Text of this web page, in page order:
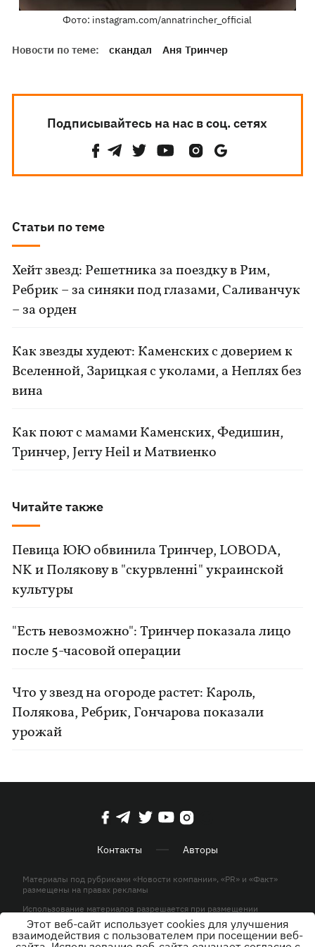
Фото: instagram.com/annatrincher_official
Новости по теме: скандал Аня Тринчер
Подписывайтесь на нас в соц. сетях
Статьи по теме
Хейт звезд: Решетника за поездку в Рим,
Ребрик – за синяки под глазами, Саливанчук
– за орден
Как звезды худеют: Каменских с доверием к
Вселенной, Зарицкая с уколами, а Неплях без
вина
Как поют с мамами Каменских, Федишин,
Тринчер, Jerry Heil и Матвиенко
Читайте также
Певица ЮЮ обвинила Тринчер, LOBODA,
NK и Полякову в "скурвленні" украинской
культуры
"Есть невозможно": Тринчер показала лицо
после 5-часовой операции
Что у звезд на огороде растет: Кароль,
Полякова, Ребрик, Гончарова показали
урожай
Контакты Авторы
Материалы под рубриками «Новости компании», «PR» и «Факт»
размещены на правах рекламы
Использование материалов разрешается при размещении
активной гиперссылки на KP.UA в первом абзаце.
© ООО «ЮЛАВ МЕДИА»,2026. Все права защищены.
Этот веб-сайт использует cookies для улучшения
взаимодействия с пользователем при посещении веб-